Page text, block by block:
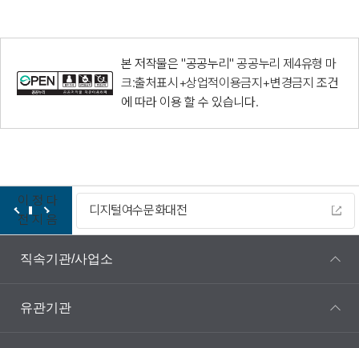
본 저작물은 "공공누리"공공누리 제4유형 마
크:출처표시+상업적이용금지+변경금지 조건
에 따라 이용 할 수 있습니다.
이
전
정
지
다
음
디지털여수문화대전
직속기관/사업소
유관기관